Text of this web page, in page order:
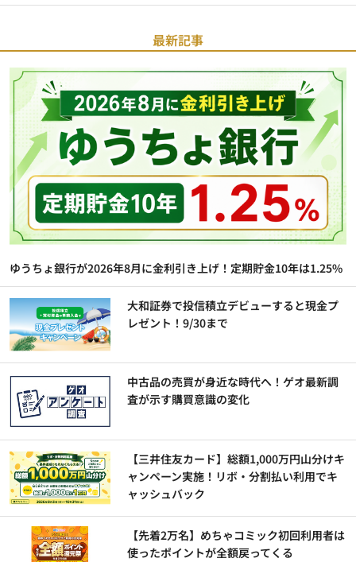
最新記事
ゆうちょ銀行が2026年8月に金利引き上げ！定期貯金10年は1.25%
大和証券で投信積立デビューすると現金プ
レゼント！9/30まで
中古品の売買が身近な時代へ！ゲオ最新調
査が示す購買意識の変化
【三井住友カード】総額1,000万円山分けキ
ャンペーン実施！リボ・分割払い利用でキ
ャッシュバック
【先着2万名】めちゃコミック初回利用者は
使ったポイントが全額戻ってくる